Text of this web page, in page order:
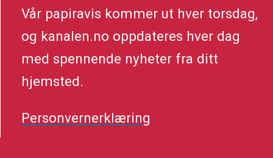
Vår papiravis kommer ut hver torsdag,
og kanalen.no oppdateres hver dag
med spennende nyheter fra ditt
hjemsted.
Personvernerklæring